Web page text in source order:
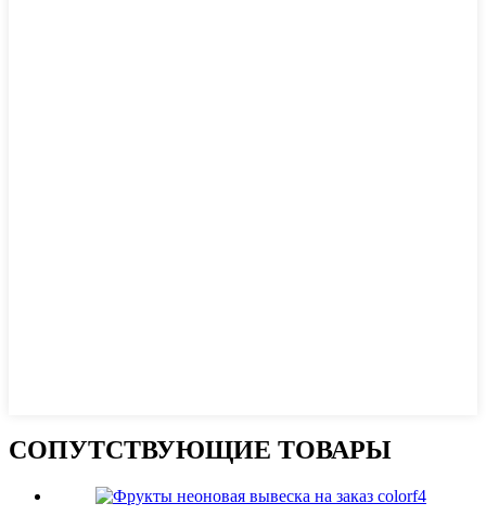
СОПУТСТВУЮЩИЕ ТОВАРЫ